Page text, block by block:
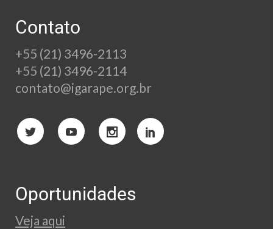
Contato
+55 (21) 3496-2113
+55 (21) 3496-2114
contato@igarape.org.br
Oportunidades
Veja aqui